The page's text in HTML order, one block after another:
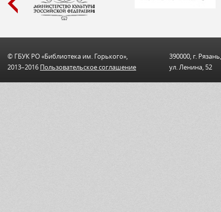
© ГБУК РО «Библиотека им. Горького»,
2013–2016 Пользовательскоe соглашениe
390000, г. Рязань,
ул. Ленина, 52